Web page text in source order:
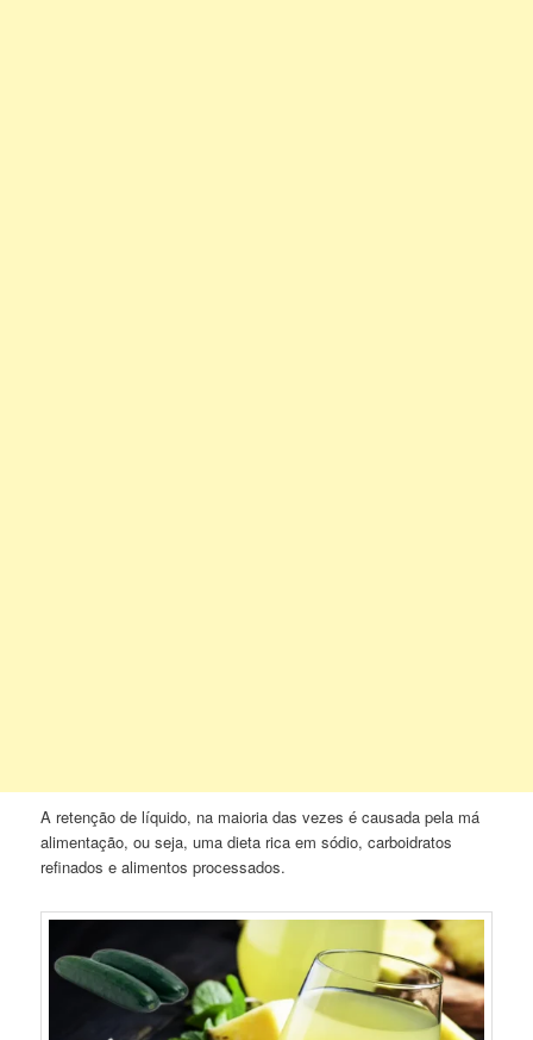
A retenção de líquido, na maioria das vezes é causada pela má
alimentação, ou seja, uma dieta rica em sódio, carboidratos
refinados e alimentos processados.